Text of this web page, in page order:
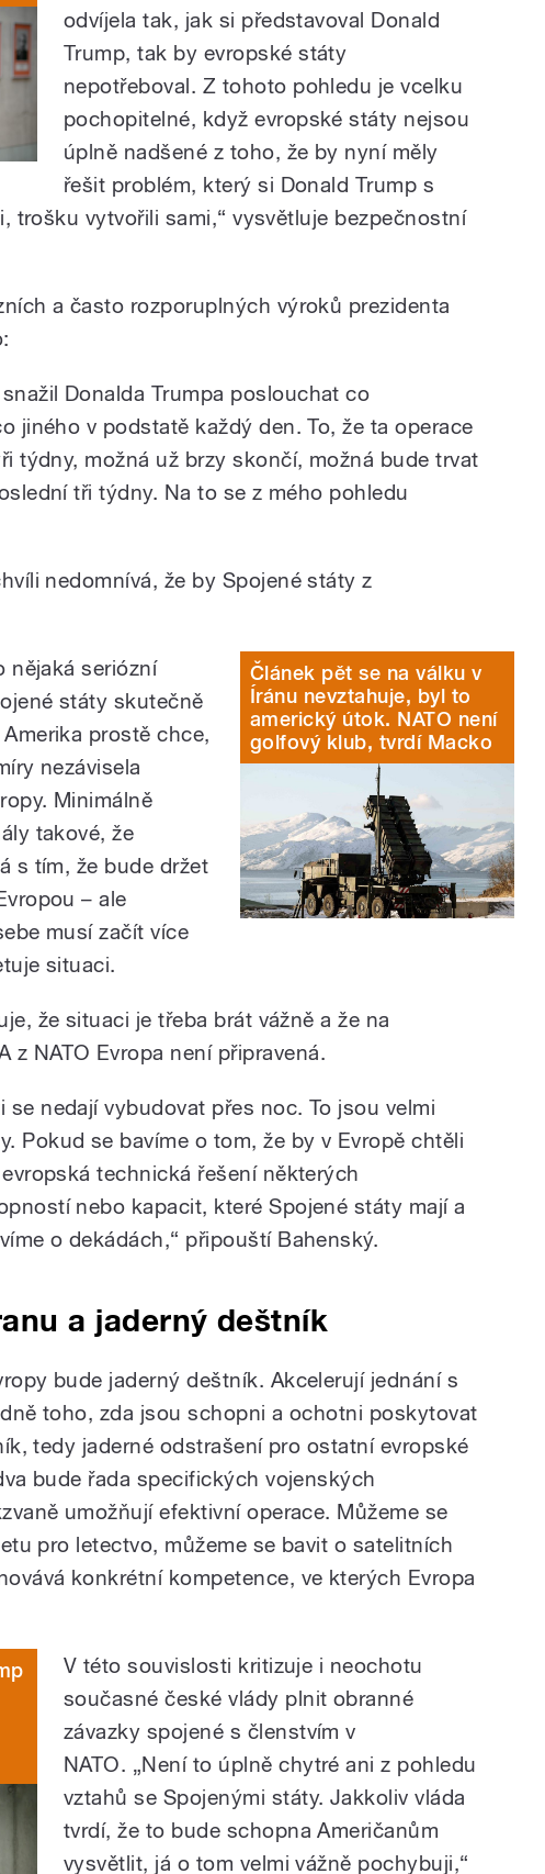
odvíjela tak, jak si představoval Donald
Trump, tak by evropské státy
nepotřeboval. Z tohoto pohledu je vcelku
pochopitelné, když evropské státy nejsou
úplně nadšené z toho, že by nyní měly
řešit problém, který si Donald Trump s
trošku vytvořili sami,“ vysvětluje bezpečnostní
a často rozporuplných výroků prezidenta
Donalda Trumpa poslouchat co
jiného v podstatě každý den. To, že ta operace
týdny, možná už brzy skončí, možná bude trvat
tři týdny. Na to se z mého pohledu
nedomnívá, že by Spojené státy z
Článek pět se na válku v
Íránu nevztahuje, byl to
americký útok. NATO není
golfový klub, tvrdí Macko
nějaká seriózní
státy skutečně
prostě chce,
nezávisela
Minimálně
takové, že
s tím, že bude držet
– ale
musí začít více
situaci.
že situaci je třeba brát vážně a že na
z NATO Evropa není připravená.
se nedají vybudovat přes noc. To jsou velmi
Pokud se bavíme o tom, že by v Evropě chtěli
technická řešení některých
nebo kapacit, které Spojené státy mají a
o dekádách,“ připouští Bahenský.
a jaderný deštník
bude jaderný deštník. Akcelerují jednání s
toho, zda jsou schopni a ochotni poskytovat
tedy jaderné odstrašení pro ostatní evropské
bude řada specifických vojenských
umožňují efektivní operace. Můžeme se
pro letectvo, můžeme se bavit o satelitních
konkrétní kompetence, ve kterých Evropa
V této souvislosti kritizuje i neochotu
současné české vlády plnit obranné
závazky spojené s členstvím v
NATO. „Není to úplně chytré ani z pohledu
vztahů se Spojenými státy. Jakkoliv vláda
tvrdí, že to bude schopna Američanům
vysvětlit, já o tom velmi vážně pochybuji,“